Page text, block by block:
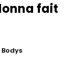
fait
Bodys